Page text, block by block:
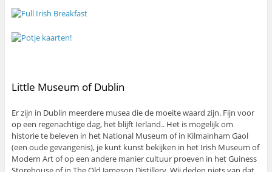
Little Museum of Dublin
Er zijn in Dublin meerdere musea die de moeite waard zijn. Fijn voor
op een regenachtige dag, het blijft Ierland.. Het is mogelijk om
historie te beleven in het National Museum of in Kilmainham Gaol
(een oude gevangenis), je kunt kunst bekijken in het Irish Museum of
Modern Art of op een andere manier cultuur proeven in het Guiness